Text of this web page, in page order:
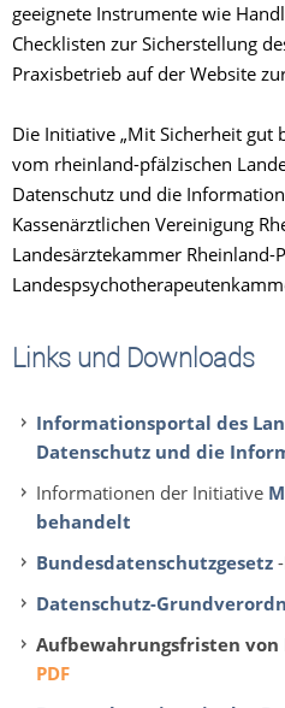
geeignete Instrumente wie
Checklisten zur Sicherstellung
Praxisbetrieb auf der Website
Die Initiative „Mit Sicherheit gut
vom rheinland-pfälzischen
Datenschutz und die
Kassenärztlichen Vereinigung
Landesärztekammer Rheinland-
Links und Downloads
Informationsportal des
Datenschutz und die
Informationen der Initiative
behandelt
Bundesdatenschutzgesetz
Datenschutz-
Aufbewahrungsfristen
PDF